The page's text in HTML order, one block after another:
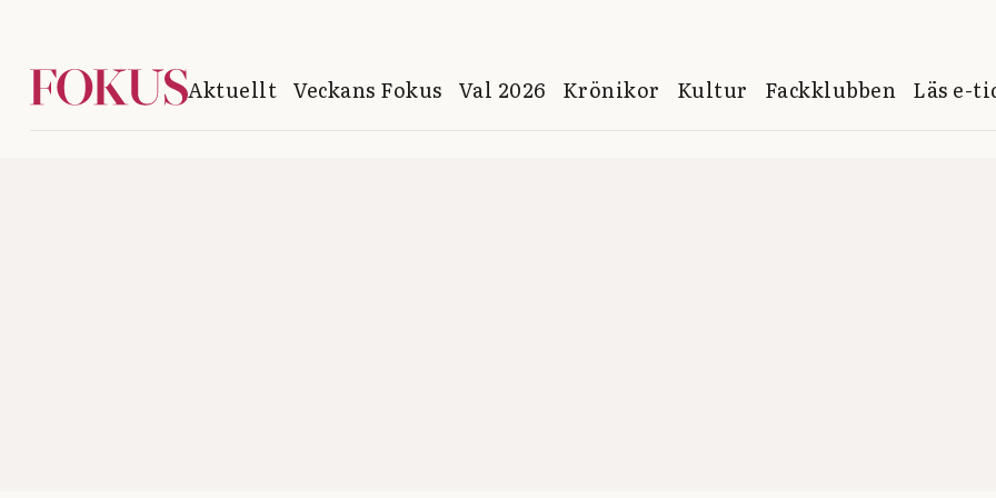
Aktuellt Veckans Fokus Val 2026 Krönikor Kultur Fackklubben Läs e-